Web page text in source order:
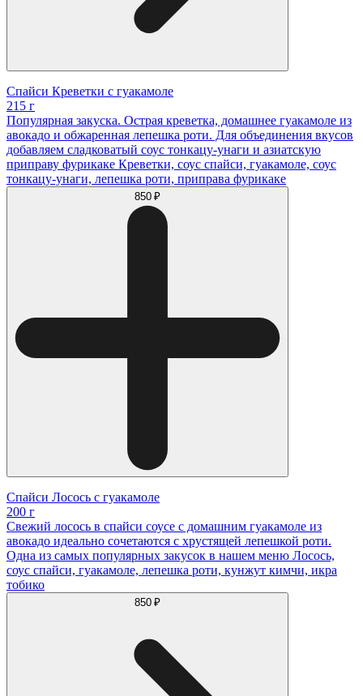
Спайси Креветки с гуакамоле
215 г
Популярная закуска. Острая креветка, домашнее гуакамоле из
авокадо и обжаренная лепешка роти. Для объединения вкусов
добавляем сладковатый соус тонкацу-унаги и азиатскую
приправу фурикаке Креветки, соус спайси, гуакамоле, соус
тонкацу-унаги, лепешка роти, приправа фурикаке
850 ₽
Спайси Лосось с гуакамоле
200 г
Свежий лосось в спайси соусе с домашним гуакамоле из
авокадо идеально сочетаются с хрустящей лепешкой роти.
Одна из самых популярных закусок в нашем меню Лосось,
соус спайси, гуакамоле, лепешка роти, кунжут кимчи, икра
тобико
850 ₽